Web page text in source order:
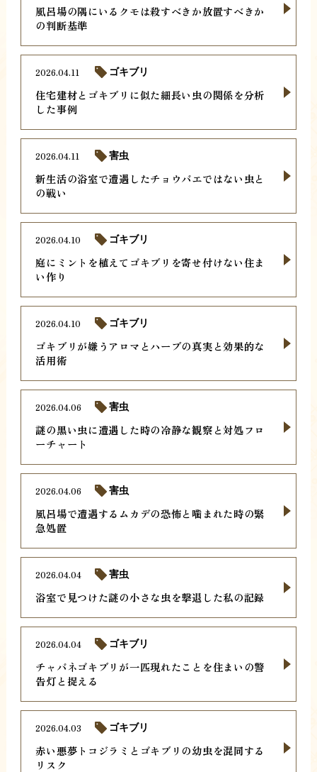
風呂場の隅にいるクモは殺すべきか放置すべきか
の判断基準
住宅建材とゴキブリに似た細長い虫の関係を分析
した事例
2026.04.11 ゴキブリ
新生活の浴室で遭遇したチョウバエではない虫と
の戦い
2026.04.11 害虫
庭にミントを植えてゴキブリを寄せ付けない住ま
い作り
2026.04.10 ゴキブリ
ゴキブリが嫌うアロマとハーブの真実と効果的な
活用術
2026.04.10 ゴキブリ
謎の黒い虫に遭遇した時の冷静な観察と対処フロ
ーチャート
2026.04.06 害虫
風呂場で遭遇するムカデの恐怖と噛まれた時の緊
急処置
2026.04.06 害虫
浴室で見つけた謎の小さな虫を撃退した私の記録
2026.04.04 害虫
チャバネゴキブリが一匹現れたことを住まいの警
告灯と捉える
2026.04.04 ゴキブリ
赤い悪夢トコジラミとゴキブリの幼虫を混同する
リスク
2026.04.03 ゴキブリ